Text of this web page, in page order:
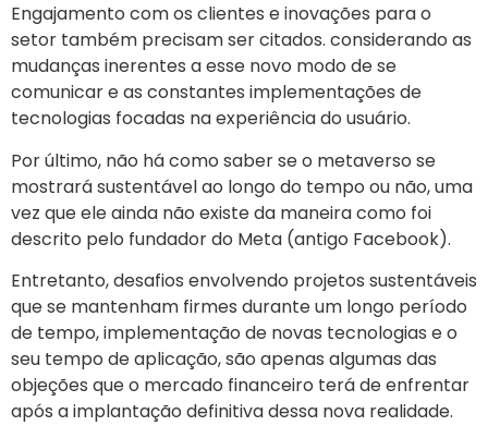
Engajamento com os clientes e inovações para o
setor também precisam ser citados. considerando as
mudanças inerentes a esse novo modo de se
comunicar e as constantes implementações de
tecnologias focadas na experiência do usuário.
Por último, não há como saber se o metaverso se
mostrará sustentável ao longo do tempo ou não, uma
vez que ele ainda não existe da maneira como foi
descrito pelo fundador do Meta (antigo Facebook).
Entretanto, desafios envolvendo projetos sustentáveis
que se mantenham firmes durante um longo período
de tempo, implementação de novas tecnologias e o
seu tempo de aplicação, são apenas algumas das
objeções que o mercado financeiro terá de enfrentar
após a implantação definitiva dessa nova realidade.